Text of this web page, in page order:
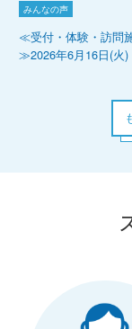
みんなの声
≪受付・体験・訪問
≫2026年6月16日(火)